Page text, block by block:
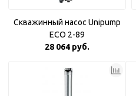
Скважинный насос Unipump
ECO 2-89
28 064 руб.